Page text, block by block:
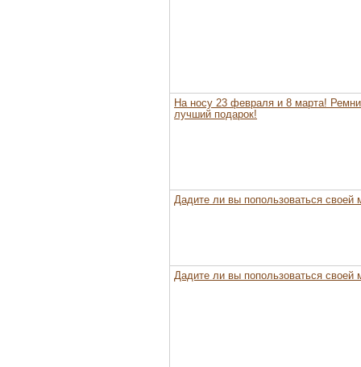
На носу 23 февраля и 8 марта!
лучший подарок!
Дадите ли вы попользоваться своей
Дадите ли вы попользоваться своей